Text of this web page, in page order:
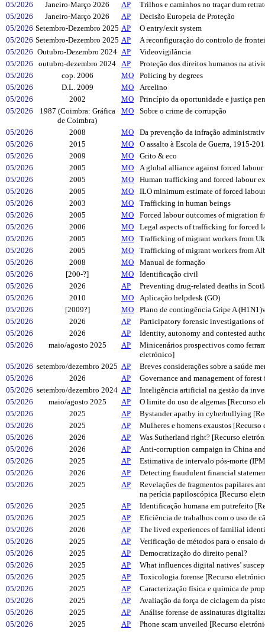
05/2026
Janeiro-Março 2026 AP
Trilhos e caminhos no traçar dum
05/2026
Janeiro-Março 2026 AP
Decisão Europeia de Proteção
05/2026 Setembro-Dezembro 2025 AP
O entry/exit system
05/2026 Setembro-Dezembro 2025 AP
A reconfiguração do controlo de
05/2026 Outubro-Dezembro 2024 AP
Videovigilância
05/2026
outubro-dezembro 2024 AP
Proteção dos direitos humanos na
05/2026
cop. 2006 MO
Policing by degrees
05/2026
D.L. 2009 MO
Arcelino
05/2026
2002 MO
Princípio da oportunidade e justiça
05/2026
1987 (Coimbra: Gráfica
de Coimbra)
MO Sobre o crime de corrupção
05/2026 2008 MO
Da prevenção da infração
05/2026
2015 MO
O assalto à Escola de Guerra, 1915-
05/2026
2009 MO
Grito & eco
05/2026
2005 MO
A global alliance against forced labour
05/2026
2005 MO
Human trafficking and forced labour
05/2026
2005 MO
ILO minimum estimate of forced
05/2026
2003 MO
Trafficking in human beings
05/2026
2005 MO
Forced labour outcomes of migration
05/2026
2006 MO
Legal aspects of trafficking for forced
05/2026
2005 MO
Trafficking of migrant workers from
05/2026
2005 MO
Trafficking of migrant workers from
05/2026
2008 MO
Manual de formação
05/2026
[200-?] MO
Identificação civil
05/2026
2026 AP
Preventing drug-related deaths in
05/2026
2010 MO
Aplicação helpdesk (GO)
05/2026
[2009?] MO
Plano de contingência Gripe A
05/2026
2026 AP
Participatory forensic investigations
05/2026
2026 AP
Identity, autonomy and contested
05/2026
maio/agosto 2025 AP
Minicenários prospectivos como
eletrónico]
05/2026 setembro/dezembro 2025 AP
Breves considerações sobre a saúde
05/2026
2026 AP
Governance and management of
05/2026 setembro/dezembro 2024 AP
Inteligência artificial na gestão da
05/2026
maio/agosto 2025 AP
O limite do uso de algemas [Recurso
05/2026
2025 AP
Bystander apathy in cyberbullying
05/2026
2025 AP
Mulheres e homens exaustos
05/2026
2026 AP
Was Sutherland right? [Recurso
05/2026
2026 AP
Anti-corruption campaign in China
05/2026
2025 AP
Estimativa de intervalo pós-morte
05/2026
2026 AP
Detecting fraudulent financial
05/2026
2025 AP
Revelações de fragmentos papilares
na perícia papiloscópica [Recurso
05/2026
2025 AP
Identificação humana em putrefeito
05/2026
2025 AP
Eficiência de trabalhos com o uso de
05/2026
2026 AP
The lived experiences of familial
05/2026
2025 AP
Verificação de métodos para o ensaio
05/2026
2025 AP
Democratização do direito penal?
05/2026
2025 AP
What influences digital natives’
05/2026
2025 AP
Toxicologia forense [Recurso
05/2026
2025 AP
Caracterização física e química de
05/2026
2025 AP
Avaliação da força de ciclagem da
05/2026
2025 AP
Análise forense de assinaturas
05/2026
2025 AP
Phone scam unveiled [Recurso